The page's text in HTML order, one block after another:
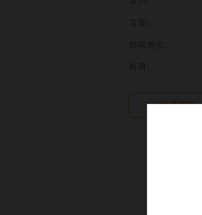
繼續瀏覽